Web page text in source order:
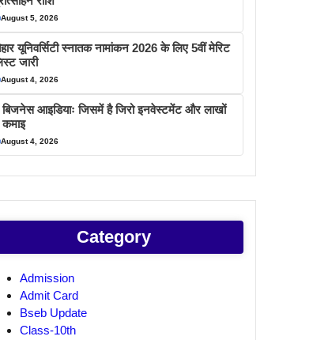
August 5, 2026
यूनिवर्सिटी स्नातक नामांकन 2026 के लिए 5वीं मेरिट
जारी
August 4, 2026
आइडियाः जिसमें है जिरो इनवेस्टमेंट और लाखों
August 4, 2026
Category
Admission
Admit Card
Bseb Update
Class-10th